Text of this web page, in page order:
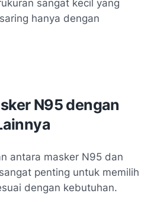
sangat kecil yang
hanya dengan
N95 dengan
antara masker N95 dan
penting untuk memilih
dengan kebutuhan.